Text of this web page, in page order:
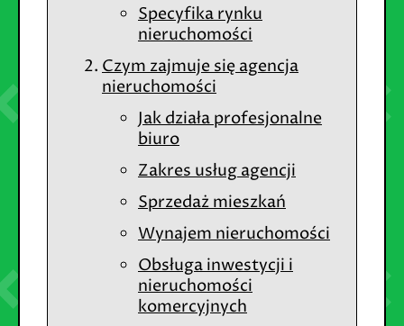
Specyfika rynku
nieruchomości
Czym zajmuje się agencja
nieruchomości
Jak działa profesjonalne
biuro
Zakres usług agencji
Sprzedaż mieszkań
Wynajem nieruchomości
Obsługa inwestycji i
nieruchomości
komercyjnych